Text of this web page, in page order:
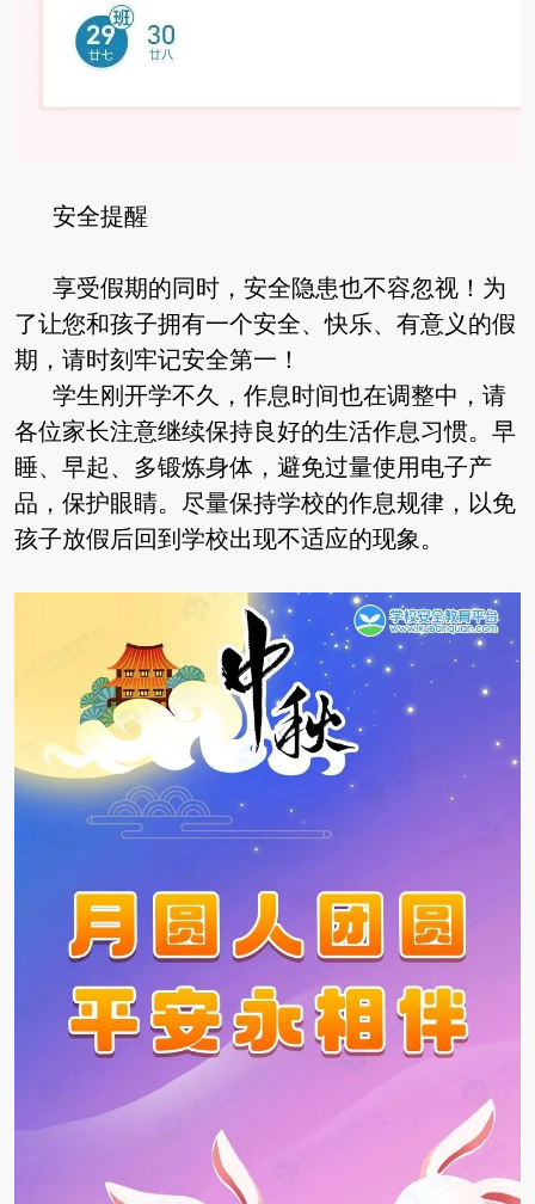
安全提醒
享受假期的同时，安全隐患也不容忽视！为
了让您和孩子拥有一个安全、快乐、有意义的假
期，请时刻牢记安全第一！
学生刚开学不久，作息时间也在调整中，请
各位家长注意继续保持良好的生活作息习惯。早
睡、早起、多锻炼身体，避免过量使用电子产
品，保护眼睛。尽量保持学校的作息规律，以免
孩子放假后回到学校出现不适应的现象。